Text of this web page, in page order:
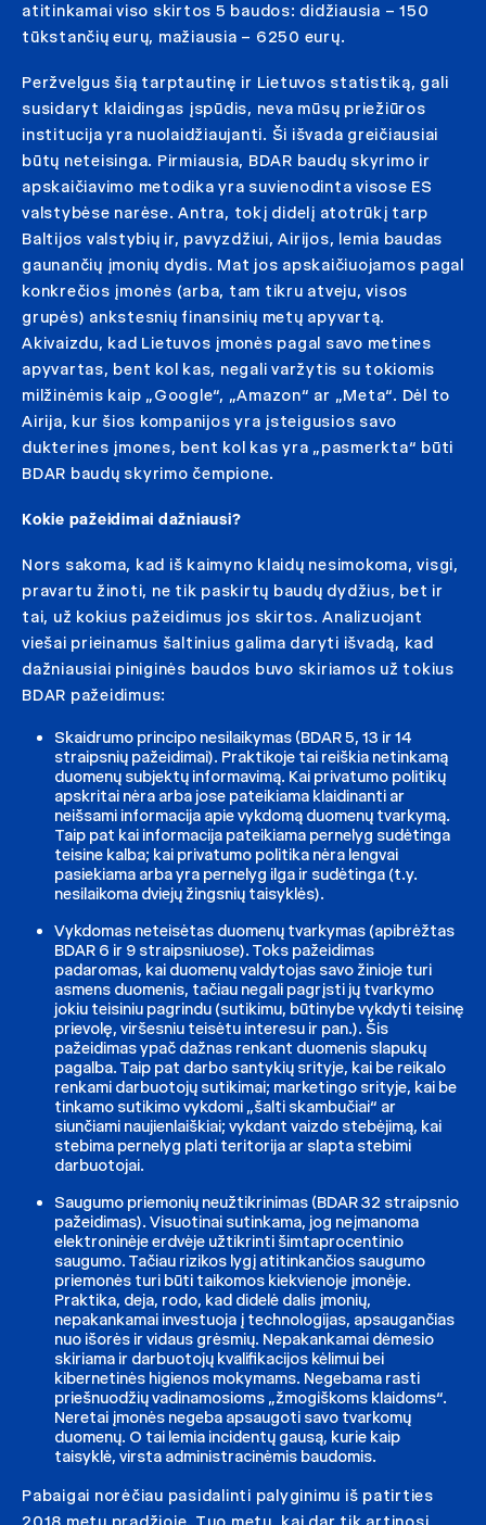
atitinkamai viso skirtos 5 baudos: didžiausia – 150
tūkstančių eurų, mažiausia – 6250 eurų.
Peržvelgus šią tarptautinę ir Lietuvos statistiką, gali
susidaryt klaidingas įspūdis, neva mūsų priežiūros
institucija yra nuolaidžiaujanti. Ši išvada greičiausiai
būtų neteisinga. Pirmiausia, BDAR baudų skyrimo ir
apskaičiavimo metodika yra suvienodinta visose ES
valstybėse narėse. Antra, tokį didelį atotrūkį tarp
Baltijos valstybių ir, pavyzdžiui, Airijos, lemia baudas
gaunančių įmonių dydis. Mat jos apskaičiuojamos pagal
konkrečios įmonės (arba, tam tikru atveju, visos
grupės) ankstesnių finansinių metų apyvartą.
Akivaizdu, kad Lietuvos įmonės pagal savo metines
apyvartas, bent kol kas, negali varžytis su tokiomis
milžinėmis kaip „Google“, „Amazon“ ar „Meta“. Dėl to
Airija, kur šios kompanijos yra įsteigusios savo
dukterines įmones, bent kol kas yra „pasmerkta“ būti
BDAR baudų skyrimo čempione.
Kokie pažeidimai dažniausi?
Nors sakoma, kad iš kaimyno klaidų nesimokoma, visgi,
pravartu žinoti, ne tik paskirtų baudų dydžius, bet ir
tai, už kokius pažeidimus jos skirtos. Analizuojant
viešai prieinamus šaltinius galima daryti išvadą, kad
dažniausiai piniginės baudos buvo skiriamos už tokius
BDAR pažeidimus:
Skaidrumo principo nesilaikymas (BDAR 5, 13 ir 14
straipsnių pažeidimai). Praktikoje tai reiškia netinkamą
duomenų subjektų informavimą. Kai privatumo politikų
apskritai nėra arba jose pateikiama klaidinanti ar
neišsami informacija apie vykdomą duomenų tvarkymą.
Taip pat kai informacija pateikiama pernelyg sudėtinga
teisine kalba; kai privatumo politika nėra lengvai
pasiekiama arba yra pernelyg ilga ir sudėtinga (t.y.
nesilaikoma dviejų žingsnių taisyklės).
Vykdomas neteisėtas duomenų tvarkymas (apibrėžtas
BDAR 6 ir 9 straipsniuose). Toks pažeidimas
padaromas, kai duomenų valdytojas savo žinioje turi
asmens duomenis, tačiau negali pagrįsti jų tvarkymo
jokiu teisiniu pagrindu (sutikimu, būtinybe vykdyti teisinę
prievolę, viršesniu teisėtu interesu ir pan.). Šis
pažeidimas ypač dažnas renkant duomenis slapukų
pagalba. Taip pat darbo santykių srityje, kai be reikalo
renkami darbuotojų sutikimai; marketingo srityje, kai be
tinkamo sutikimo vykdomi „šalti skambučiai“ ar
siunčiami naujienlaiškiai; vykdant vaizdo stebėjimą, kai
stebima pernelyg plati teritorija ar slapta stebimi
darbuotojai.
Saugumo priemonių neužtikrinimas (BDAR 32 straipsnio
pažeidimas). Visuotinai sutinkama, jog neįmanoma
elektroninėje erdvėje užtikrinti šimtaprocentinio
saugumo. Tačiau rizikos lygį atitinkančios saugumo
priemonės turi būti taikomos kiekvienoje įmonėje.
Praktika, deja, rodo, kad didelė dalis įmonių,
nepakankamai investuoja į technologijas, apsaugančias
nuo išorės ir vidaus grėsmių. Nepakankamai dėmesio
skiriama ir darbuotojų kvalifikacijos kėlimui bei
kibernetinės higienos mokymams. Negebama rasti
priešnuodžių vadinamosioms „žmogiškoms klaidoms“.
Neretai įmonės negeba apsaugoti savo tvarkomų
duomenų. O tai lemia incidentų gausą, kurie kaip
taisyklė, virsta administracinėmis baudomis.
Pabaigai norėčiau pasidalinti palyginimu iš patirties